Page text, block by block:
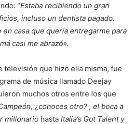
“Estaba recibiendo un gran
incluso un dentista pagado.
en casa que quería entregarme para
casi me abrazó».
televisión que hizo ella misma, fue
de música llamado Deejay
muchos otros entre los que
¿conoces otro? , el boca a
millonario hasta Italia’s Got Talent y